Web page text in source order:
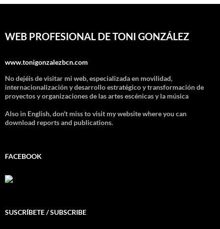
WEB PROFESIONAL DE TONI GONZÁLEZ
www.tonigonzalezbcn.com
No dejéis de visitar mi web, especializada en movilidad,
internacionalización y desarrollo estratégico y transformación de
proyectos y organizaciones de las artes escénicas y la música
Also in English, don't miss to visit my website where you can
download reports and publications.
FACEBOOK
SUSCRÍBETE / SUBSCRIBE